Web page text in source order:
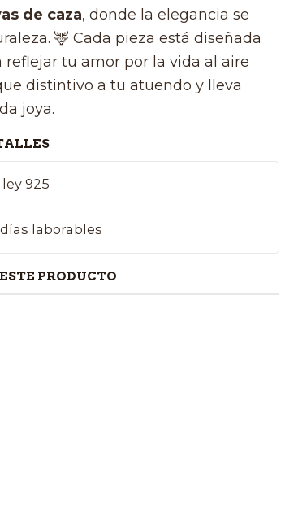
de caza, donde la elegancia se
🦌 Cada pieza está diseñada
tu amor por la vida al aire
distintivo a tu atuendo y lleva
joya.
925
laborables
PRODUCTO